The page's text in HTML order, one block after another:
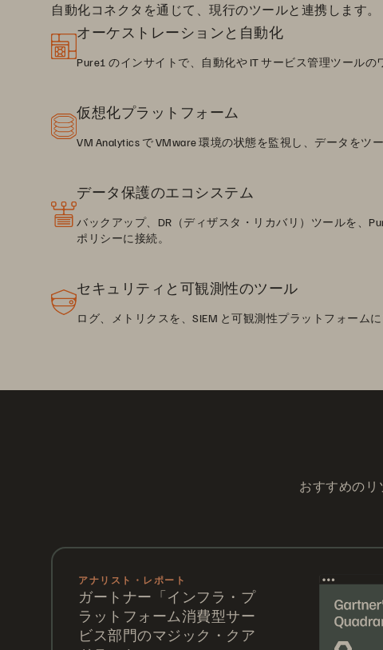
自動化コネクタを通じて、現行のツールと連携します。
オーケストレーションと自動化
Pure1 のインサイトで、自動化や IT サービス管理ツールの
仮想化プラットフォーム
VM Analytics で VMware 環境の状態を監視し、データをツ
データ保護のエコシステム
バックアップ、DR（ディザスタ・リカバリ）ツールを、
ポリシーに接続。
セキュリティと可観測性のツール
ログ、メトリクスを、SIEM と可観測性プラットフォームに
おすすめのリ
アナリスト・レポート
ガートナー「インフラ・プ
ラットフォーム消費型サー
ビス部門のマジック・クア